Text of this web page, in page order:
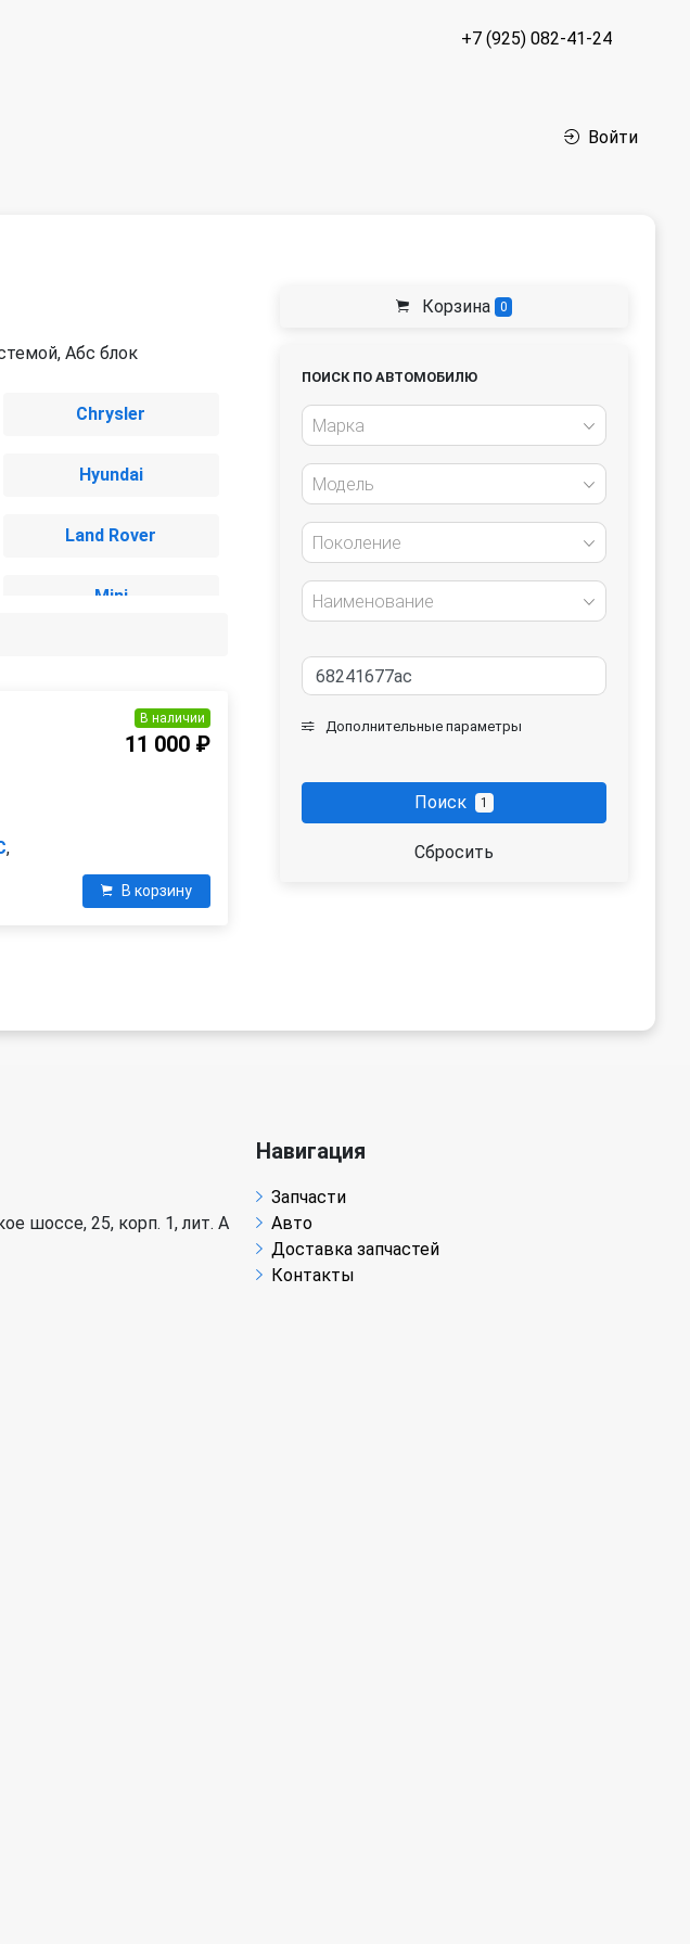
+7 (925) 082-41-24
Войти
Абс блок
Chrysler
Hyundai
Land Rover
Mini
,
В наличии
11 000 ₽
В корзину
Корзина 0
ПОИСК ПО АВТОМОБИЛЮ
Марка
Модель
Поколение
Наименование
Дополнительные параметры
Поиск 1
Сбросить
шоссе, 25, корп. 1, лит. А
Навигация
Запчасти
Авто
Доставка запчастей
Контакты